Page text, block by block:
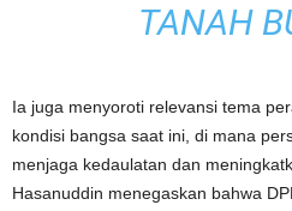
TANAH
Ia juga menyoroti relevansi tema
kondisi bangsa saat ini, di mana
menjaga kedaulatan dan
Hasanuddin menegaskan bahwa